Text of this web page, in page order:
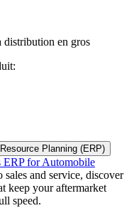
distribution en gros
Planning (ERP)
ERP for Automobile
and service, discover
keep your aftermarket
speed.